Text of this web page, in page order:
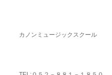
カノンミュージックスクール